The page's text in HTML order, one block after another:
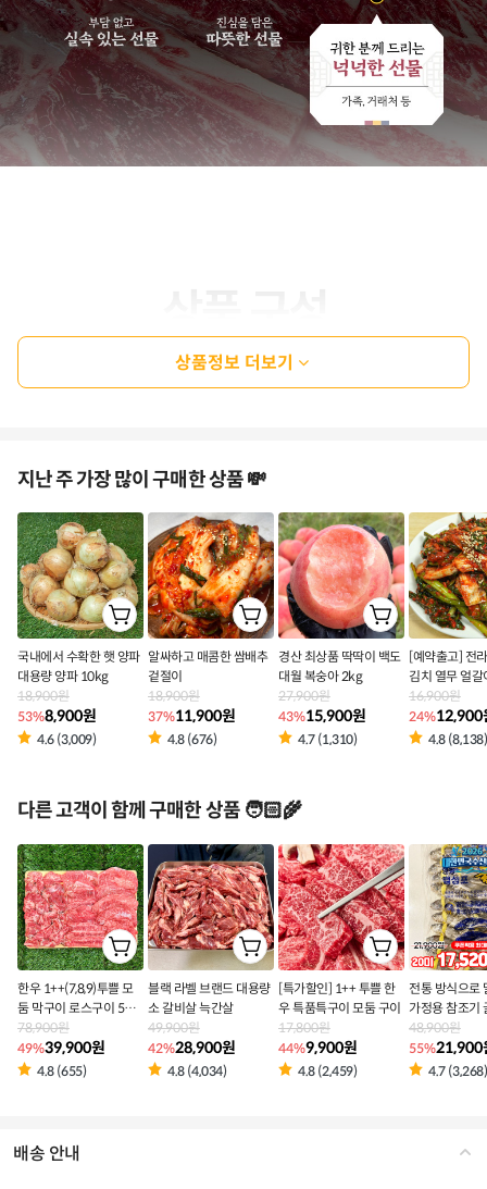
상품정보 더보기
지난 주 가장 많이 구매한 상품 💸
국내에서 수확한 햇 양파
대용량 양파 10kg
18,900원
53%8,900원
4.6 (3,009)
알싸하고 매콤한 쌈배추
겉절이
18,900원
37%11,900원
4.8 (676)
경산 최상품 딱딱이 백도
대월 복숭아 2kg
27,900원
43%15,900원
4.7 (1,310)
[예약출고] 전
김치 열무 얼갈
16,900원
24%12,900
4.8 (8,138)
다른 고객이 함께 구매한 상품 🧑🏻‍🌾
한우 1++(7,8,9)투쁠 모
둠 막구이 로스구이 500
g(3-4인분)
78,900원
49%39,900원
4.8 (655)
블랙 라벨 브랜드 대용량
소 갈비살 늑간살
49,900원
42%28,900원
4.8 (4,034)
[특가할인] 1++ 투쁠 한
우 특품특구이 모둠 구이
17,800원
44%9,900원
4.8 (2,459)
전통 방식으로
가정용 참조기
40마리
48,900원
55%21,900
4.7 (3,268)
배송 안내